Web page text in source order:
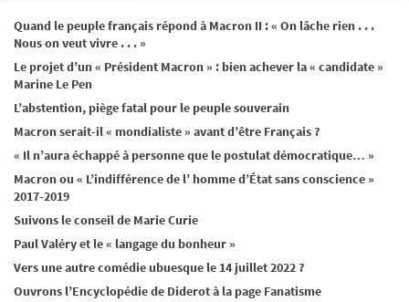
Quand le peuple français répond à Macron II : « On lâche rien . . .
Nous on veut vivre . . . »
Le projet d’un « Président Macron » : bien achever la « candidate »
Marine Le Pen
L’abstention, piège fatal pour le peuple souverain
Macron serait-il « mondialiste » avant d’être Français ?
« Il n’aura échappé à personne que le postulat démocratique… »
Macron ou « L’indifférence de l’ homme d’État sans conscience »
2017-2019
Suivons le conseil de Marie Curie
Paul Valéry et le « langage du bonheur »
Vers une autre comédie ubuesque le 14 juillet 2022 ?
Ouvrons l’Encyclopédie de Diderot à la page Fanatisme